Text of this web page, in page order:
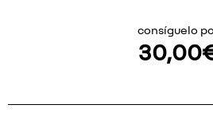
consíguelo
30,00